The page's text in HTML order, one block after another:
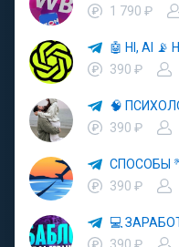
1 790 ₽
390 ₽
390 ₽
390 ₽